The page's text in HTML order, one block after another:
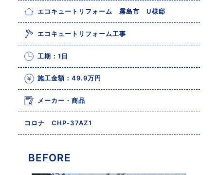
エコキュートリフォーム 霧島市 U様邸
エコキュートリフォーム工事
工期：1日
施工金額：49.9万円
メーカー・商品
コロナ CHP-37AZ1
BEFORE